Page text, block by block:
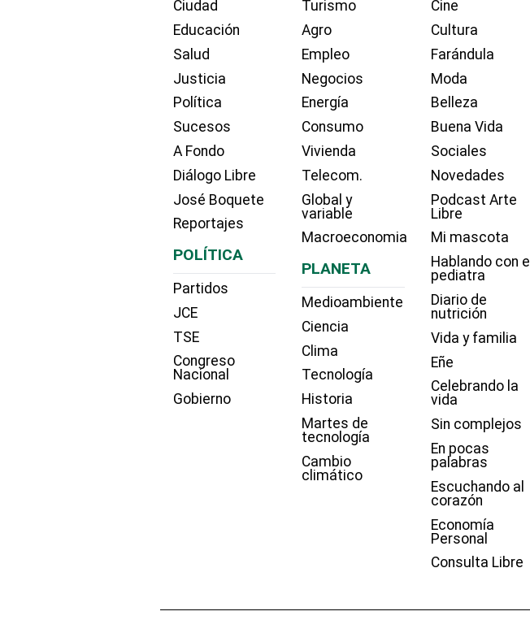
Ciudad
Educación
Salud
Justicia
Política
Sucesos
A Fondo
Diálogo Libre
José Boquete
Reportajes
POLÍTICA
Partidos
JCE
TSE
Congreso
Nacional
Gobierno
Turismo
Agro
Empleo
Negocios
Energía
Consumo
Vivienda
Telecom.
Global y
variable
Macroeconomia
PLANETA
Medioambiente
Ciencia
Clima
Tecnología
Historia
Martes de
tecnología
Cambio
climático
Cine
Cultura
Farándula
Moda
Belleza
Buena Vida
Sociales
Novedades
Podcast Arte
Libre
Mi mascota
Hablando con el
pediatra
Diario de
nutrición
Vida y familia
Eñe
Celebrando la
vida
Sin complejos
En pocas
palabras
Escuchando al
corazón
Economía
Personal
Consulta Libre